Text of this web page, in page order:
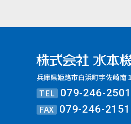
兵庫県姫路市白浜町宇佐崎南
TEL 079-246-
FAX 079-246-2151